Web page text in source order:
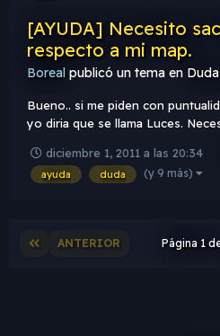
[AYUDA] Necesito
respecto a mi map.
Boreal publicó un tema en
Bueno.. si me piden con
yo diria que se llama Luces.
Envoirement.. las ligth funcinarian
ligth envoirement las ligth
diciembre 1, 2011 a las 20:34
ayuda duda (y 9 más)
ANTERIOR Página 1